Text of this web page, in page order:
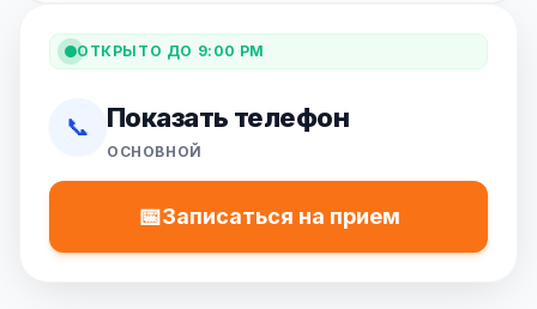
ОТКРЫТО ДО 9:00 PM
📞 Показать телефон
ОСНОВНОЙ
📅Записаться на прием